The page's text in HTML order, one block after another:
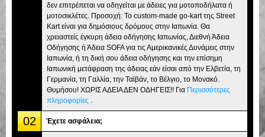
Τόκιο Ασακούσα Οσάκα
Οκινάουα
δεν επιτρέπεται να οδηγείται με άδειες για μοτοποδήλατα ή
μοτοσικλέτες. Προσοχή: Το custom-made go-kart της Street
Kart είναι για δημόσιους δρόμους στην Ιαπωνία. Θα
χρειαστείς έγκυρη άδεια οδήγησης Ιαπωνίας, Διεθνή Άδεια
Οδήγησης ή Άδεια SOFA για τις Αμερικανικές Δυνάμεις στην
Ιαπωνία, ή τη δική σου άδεια οδήγησης και την επίσημη
Ιαπωνική μετάφραση της άδειας εάν είσαι από την Ελβετία, τη
Γερμανία, τη Γαλλία, την Ταϊβάν, το Βέλγιο, το Μονακό.
Θυμήσου! ΧΩΡΙΣ ΑΔΕΙΑ ΔΕΝ ΟΔΗΓΕΙΣ!! Για Περισσότερες
πληροφορίες
02 Έχετε ασφάλεια;